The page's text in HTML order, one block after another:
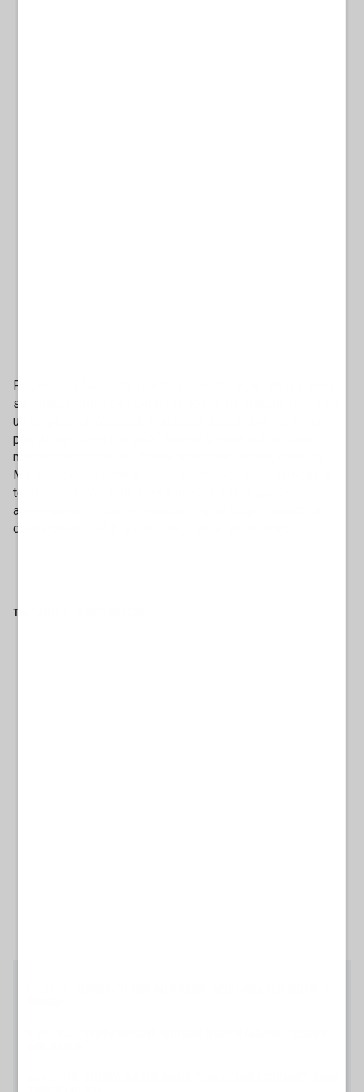
Poi, ecco la "seconda questione: anche volendo ragionare
sull’ipotesi della compatibilità posturale, il punto non è se
un corpo umano possa, in astratto, assumere una certa
posizione. Certo che può. Il corpo umano può assumere
moltissime posizioni. Anche scomode, strane, innaturali.
Ma il processo penale non si costruisce sulle acrobazie
teoriche. La domanda vera è un’altra ossia: quella postura
aveva senso in quel momento, in quel luogo, rispetto a
quella dinamica? E la risposta, francamente,
Tag